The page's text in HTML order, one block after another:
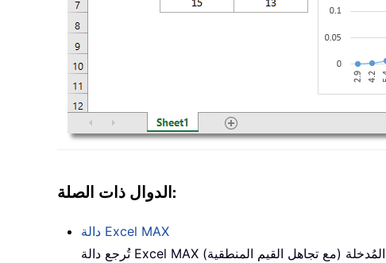
الدوال ذات الصلة:
دالة Excel MAX